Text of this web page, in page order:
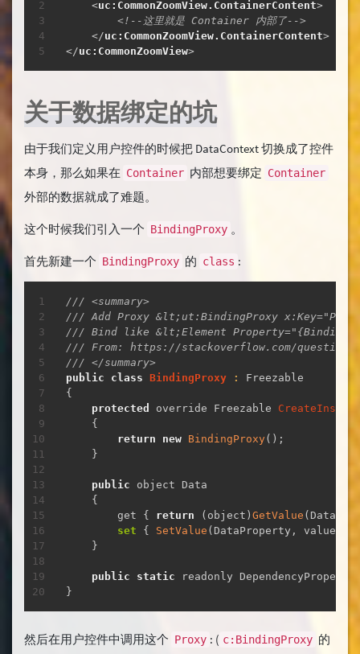
<uc: CommonZoomView.ContainerContent>
<!--这里就是 Container 内部了-->
</uc: CommonZoomView.ContainerContent>
</uc: CommonZoomView>
关于数据绑定的坑
由于我们定义用户控件的时候把 DataContext 切换成了控件
本身，那么如果在 Container 内部想要绑定 Container
外部的数据就成了难题。
这个时候我们引入一个 BindingProxy 。
首先新建一个 BindingProxy 的 class :
/// <summary>
/// Add Proxy &lt;ut:BindingProxy
/// Bind like &lt;Element Property="{Binding
/// From: https://stackoverflow.com/questions/
/// </summary>
public
class BindingProxy :
{
protected
override Freezable
{
return
new BindingProxy( ) ;
}
public object Data
{
        get
{ return ( object ) GetValue (
set
{ SetValue ( DataProperty , value
}
public static readonly
}
然后在用户控件中调用这个 Proxy : ( c:BindingProxy 的